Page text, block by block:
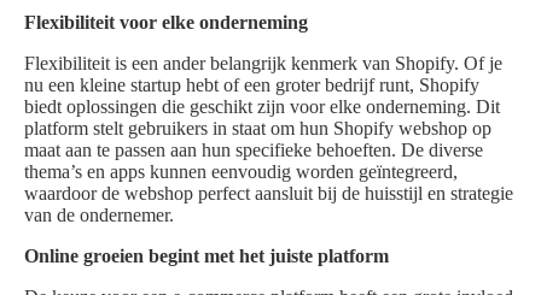
Flexibiliteit voor elke onderneming
Flexibiliteit is een ander belangrijk kenmerk van Shopify. Of je
nu een kleine startup hebt of een groter bedrijf runt, Shopify
biedt oplossingen die geschikt zijn voor elke onderneming. Dit
platform stelt gebruikers in staat om hun Shopify webshop op
maat aan te passen aan hun specifieke behoeften. De diverse
thema’s en apps kunnen eenvoudig worden geïntegreerd,
waardoor de webshop perfect aansluit bij de huisstijl en strategie
van de ondernemer.
Online groeien begint met het juiste platform